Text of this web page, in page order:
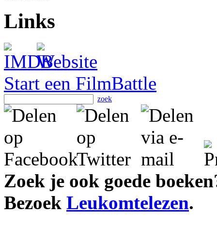
Links
Start een FilmBattle
zoek
Zoek je ook goede
Bezoek Leukomtelezen.